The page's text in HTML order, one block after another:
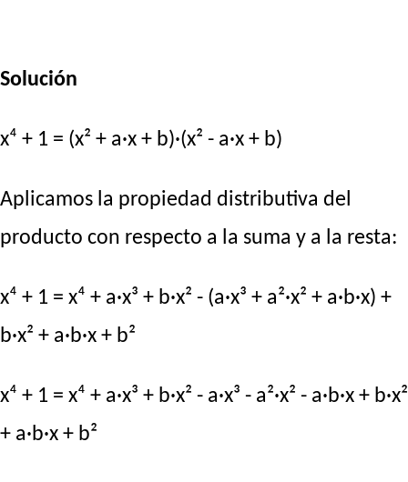
Solución
x⁴ + 1 = (x² + a·x + b)·(x² - a·x + b)
Aplicamos la propiedad distributiva del
producto con respecto a la suma y a la resta:
x⁴ + 1 = x⁴ + a·x³ + b·x² - (a·x³ + a²·x² + a·b·x) +
b·x² + a·b·x + b²
x⁴ + 1 = x⁴ + a·x³ + b·x² - a·x³ - a²·x² - a·b·x + b·x²
+ a·b·x + b²